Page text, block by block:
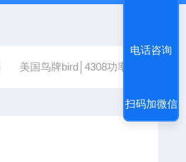
美国鸟牌bird│4308功率计
电话咨询
扫码加微信